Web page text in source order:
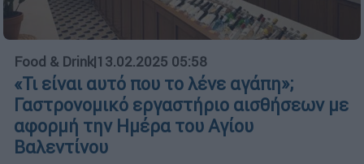
Food & Drink|13.02.2025 05:58
«Τι είναι αυτό που το λένε αγάπη»;
Γαστρονομικό εργαστήριο αισθήσεων με
αφορμή την Ημέρα του Αγίου
Βαλεντίνου